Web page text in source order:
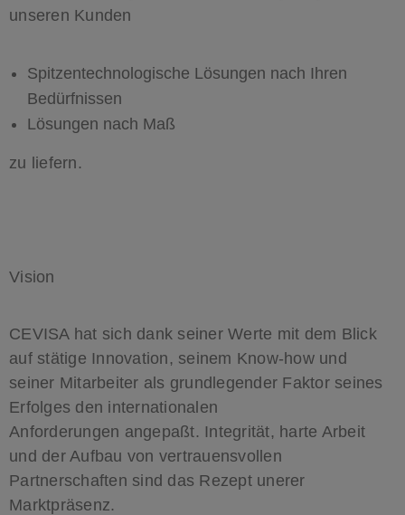
unseren Kunden
Spitzentechnologische Lösungen nach Ihren
Bedürfnissen
Lösungen nach Maß
​zu liefern.
Vision
CEVISA hat sich dank seiner Werte mit dem Blick
auf stätige Innovation, seinem Know-how und
seiner Mitarbeiter als grundlegender Faktor seines
Erfolges den internationalen
Anforderungen angepaßt. Integrität, harte Arbeit
und der Aufbau von vertrauensvollen
Partnerschaften sind das Rezept unerer
Marktpräsenz.